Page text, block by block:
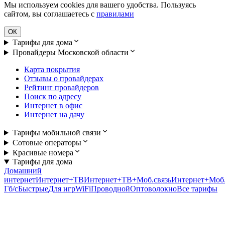
Мы используем cookies для вашего удобства. Пользуясь
сайтом, вы соглашаетесь с правилами
ОК
Тарифы для дома
Провайдеры Московской области
Карта покрытия
Отзывы о провайдерах
Рейтинг провайдеров
Поиск по адресу
Интернет в офис
Интернет на дачу
Тарифы мобильной связи
Сотовые операторы
Красивые номера
Тарифы для дома
Домашний
интернетИнтернет+ТВИнтернет+ТВ+Моб.связь
Гб/cБыстрыеДля игрWiFiПроводнойОптоволокноВсе тарифы